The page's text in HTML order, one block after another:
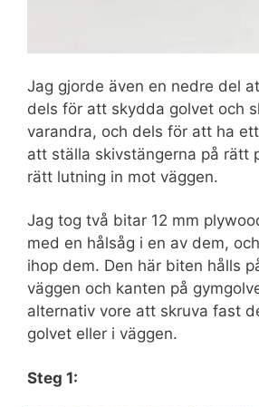
Jag gjorde även en nedre del
dels för att skydda golvet och
varandra, och dels för att ha
att ställa skivstängerna på rätt
rätt lutning in mot väggen.
Jag tog två bitar 12 mm
med en hålsåg i en av dem,
ihop dem. Den här biten hålls
väggen och kanten på
alternativ vore att skruva fast
golvet eller i väggen.
Steg 1: